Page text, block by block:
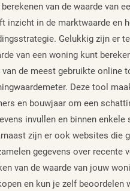
berekenen van de waarde van
inzicht in de marktwaarde en
Gelukkig zijn er
van een woning kunt
van de meest gebruikte online
Deze tool
en bouwjaar om een
invullen en binnen
zijn er ook websites die
gegevens over recente
van de waarde van jouw
en kun je zelf beoordelen